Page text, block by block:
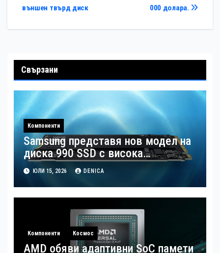
000 долара.
външен твърд диск
Свързани
Компоненти
Samsung представя нов модел на
диска 990 SSD с висока
производителност иподобрена
енергийна ефективност
ЮЛИ 15, 2026 DENICA
Компоненти Космос
AMD обяви адаптивни SoC памети